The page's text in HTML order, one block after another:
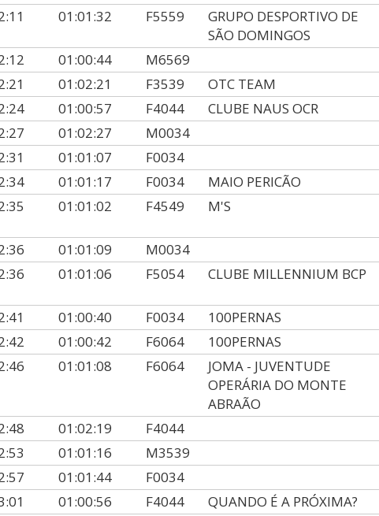
01:01:32 F5559
GRUPO DESPORTIVO DE
SÃO DOMINGOS
01:00:44 M6569
01:02:21 F3539 OTC TEAM
01:00:57 F4044 CLUBE NAUS OCR
01:02:27 M0034
01:01:07 F0034
01:01:17 F0034 MAIO PERICÃO
01:01:02 F4549 M'S
01:01:09 M0034
01:01:06 F5054 CLUBE MILLENNIUM BCP
01:00:40 F0034 100PERNAS
01:00:42 F6064 100PERNAS
01:01:08 F6064
JOMA - JUVENTUDE
OPERÁRIA DO MONTE
ABRAÃO
01:02:19 F4044
01:01:16 M3539
01:01:44 F0034
01:00:56 F4044 QUANDO É A PRÓXIMA?